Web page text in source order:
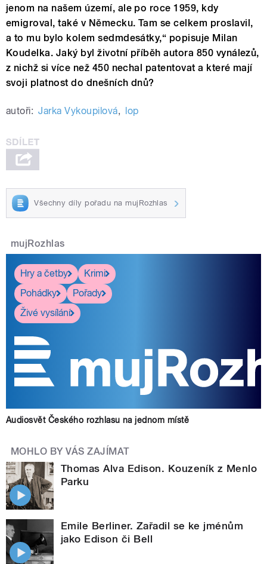
jenom na našem území, ale po roce 1959, kdy
emigroval, také v Německu. Tam se celkem proslavil,
a to mu bylo kolem sedmdesátky,“ popisuje Milan
Koudelka. Jaký byl životní příběh autora 850 vynálezů,
z nichž si více než 450 nechal patentovat a které mají
svoji platnost do dnešních dnů?
autoři: Jarka Vykoupilová, lop
Všechny díly pořadu na mujRozhlas
mujRozhlas
Hry a četby
Krimi
Pohádky
Pořady
Živé vysílání
Audiosvět Českého rozhlasu na jednom místě
MOHLO BY VÁS ZAJÍMAT
Thomas Alva Edison. Kouzeník z Menlo
Parku
Emile Berliner. Zařadil se ke jménům
jako Edison či Bell